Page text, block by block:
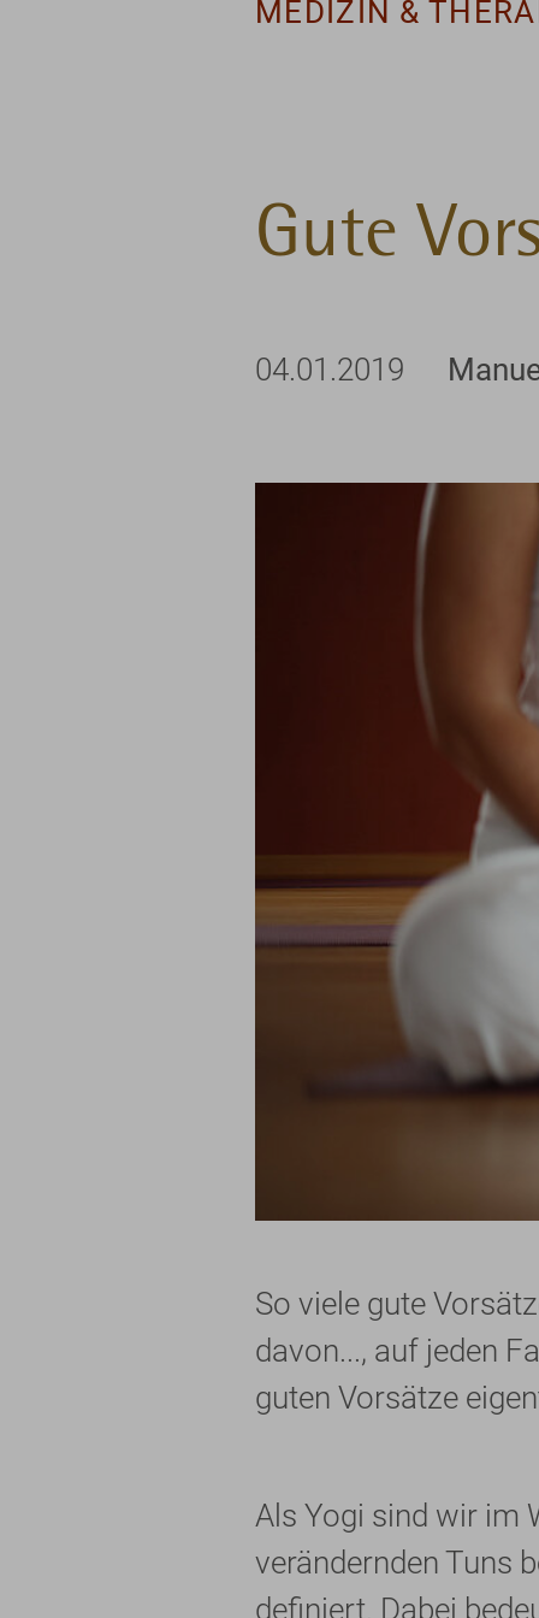
MEDIZIN &
Gute
04.01.2019
So viele gute
davon..., auf jeden
guten Vorsätze
Als Yogi sind wir im
verändernden Tuns
definiert. Dabei